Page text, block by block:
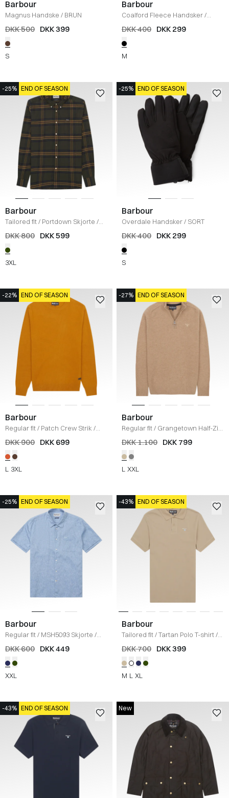
Barbour
Magnus Handske / BRUN
DKK 500 DKK 399
S
Barbour
Coalford Fleece Handsker/
SORT
DKK 400 DKK 299
M
-25% END OF SEASON
Barbour
Tailored fit/ Portdown Skjorte /
OLIVE
DKK 800 DKK 599
3XL
-25% END OF SEASON
Barbour
Overdale Handsker/ SORT
DKK 400 DKK 299
S
-22% END OF SEASON
Barbour
Regular fit/ Patch Crew Strik /
KARRY
DKK 900 DKK 699
L 3XL
-27% END OF SEASON
Barbour
Regular fit/ Grangetown Half-Zip
Strik
SAND
DKK 1.100 DKK 799
L XXL
-25% END OF SEASON
Barbour
Regular fit/ MSH5093 Skjorte /
BLÅ
DKK 600 DKK 449
XXL
-43% END OF SEASON
Barbour
Tailored fit/Tartan Polo T-shirt/
SAND
DKK 700 DKK 399
M L XL
-43% END OF SEASON New